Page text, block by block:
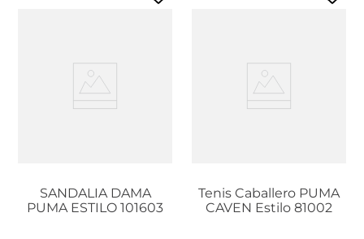
SANDALIA DAMA
PUMA ESTILO 101603
Tenis Caballero PUMA
CAVEN Estilo 81002